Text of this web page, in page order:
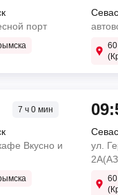
порт
7 ч 0 мин
Вкусно и
ул.